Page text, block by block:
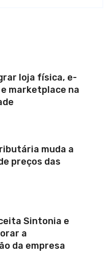
loja física, e-
marketplace na
muda a
preços das
Sintonia e
a
da empresa